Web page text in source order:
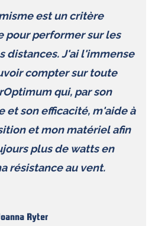
est un critère
pour performer sur les
distances. J'ai l'immense
compter sur toute
qui, par son
et son efficacité, m'aide à
et mon matériel afin
plus de watts en
résistance au vent.
Ryter